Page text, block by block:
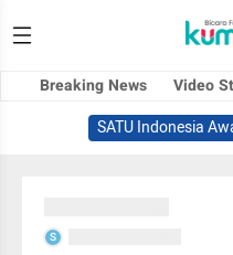
Breaking News Video
SATU Indonesia
S